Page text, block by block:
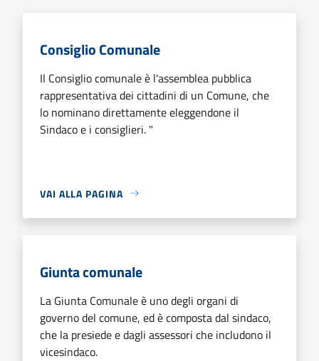
Consiglio Comunale
Il Consiglio comunale è l'assemblea pubblica
rappresentativa dei cittadini di un Comune, che
lo nominano direttamente eleggendone il
Sindaco e i consiglieri. "
VAI ALLA PAGINA
Giunta comunale
La Giunta Comunale è uno degli organi di
governo del comune, ed è composta dal sindaco,
che la presiede e dagli assessori che includono il
vicesindaco.